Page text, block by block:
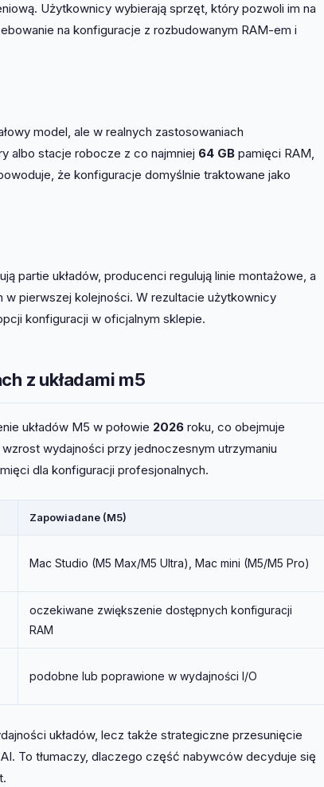
Użytkownicy wybierają sprzęt, który pozwoli im na
na konfiguracje z rozbudowanym RAM-em i
model, ale w realnych zastosowaniach
albo stacje robocze z co najmniej 64 GB pamięci RAM,
że konfiguracje domyślnie traktowane jako
partie układów, producenci regulują linie montażowe, a
pierwszej kolejności. W rezultacie użytkownicy
konfiguracji w oficjalnym sklepie.
z układami m5
układów M5 w połowie 2026 roku, co obejmuje
wydajności przy jednoczesnym utrzymaniu
dla konfiguracji profesjonalnych.
Zapowiadane (M5)
Mac Studio (M5 Max/M5 Ultra), Mac mini (M5/M5 Pro)
oczekiwane zwiększenie dostępnych konfiguracji
RAM
podobne lub poprawione w wydajności I/O
układów, lecz także strategiczne przesunięcie
To tłumaczy, dlaczego część nabywców decyduje się